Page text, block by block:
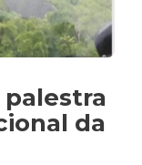
palestra
da